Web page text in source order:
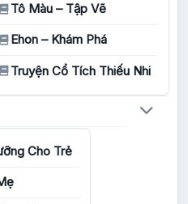
Tô Màu – Tập Vẽ
Ehon – Khám Phá
Truyện Cổ Tích Thiếu Nhi
Cho Trẻ